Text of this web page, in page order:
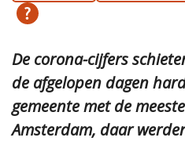
De corona-cijfers
de afgelopen dagen
gemeente met de
Amsterdam, daar